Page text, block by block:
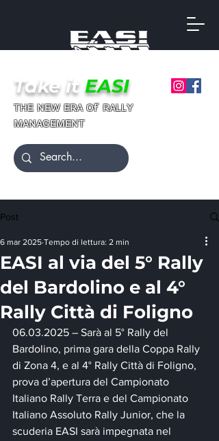
Take it EASI
ᴛʜᴇ ɴᴇᴡ ᴇʀᴀ ᴏғ ʀᴀʟʟʏ
ᴍᴀɴᴀɢᴇᴍᴇɴᴛ
Post
EASI al via del 5° Rally
del Bardolino e al 4°
Rally Città di Foligno
6 mar 2025 Tempo di lettura: 2 min
06.03.2025 – Sarà al 5° Rally del
Bardolino, prima gara della Coppa Rally
di Zona 4, e al 4° Rally Città di Foligno,
prova d’apertura del Campionato
Italiano Rally Terra e del Campionato
Italiano Assoluto Rally Junior, che la
scuderia EASI sarà impegnata nel